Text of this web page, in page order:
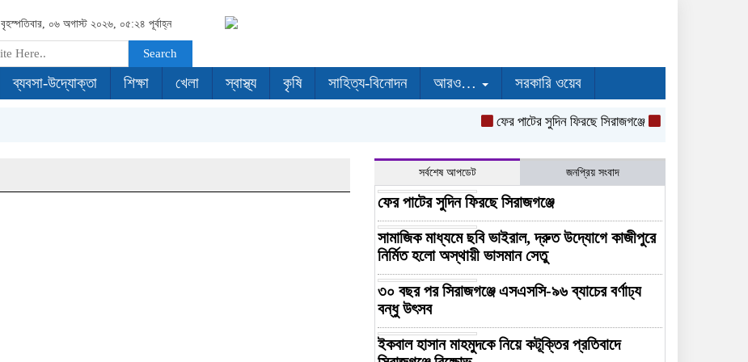
বৃহস্পতিবার, ০৬ অগাস্ট ২০২৬, ০৫:২৪ পূর্বাহ্ন
Search
ব্যবসা-উদ্যোক্তা শিক্ষা খেলা স্বাস্থ্য কৃষি সাহিত্য-বিনোদন আরও… সরকারি ওয়েব
ফের পাটের সুদিন ফিরছে সিরাজগঞ্জে
সর্বশেষ আপডেট জনপ্রিয় সংবাদ
ফের পাটের সুদিন ফিরছে সিরাজগঞ্জে
সামাজিক মাধ্যমে ছবি ভাইরাল, দ্রুত উদ্যোগে কাজীপুরে
নির্মিত হলো অস্থায়ী ভাসমান সেতু
৩০ বছর পর সিরাজগঞ্জে এসএসসি-৯৬ ব্যাচের বর্ণাঢ্য
বন্ধু উৎসব
ইকবাল হাসান মাহমুদকে নিয়ে কটূক্তির প্রতিবাদে